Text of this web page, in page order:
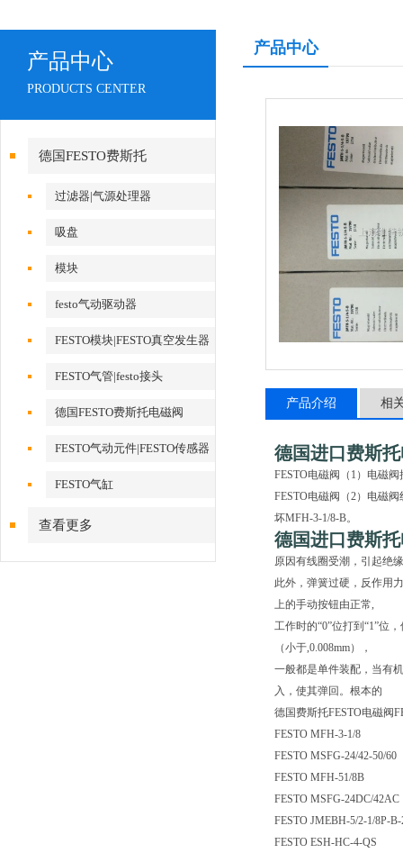
产品中心
PRODUCTS CENTER
德国FESTO费斯托
过滤器|气源处理器
吸盘
模块
festo气动驱动器
FESTO模块|FESTO真空发生器
FESTO气管|festo接头
德国FESTO费斯托电磁阀
FESTO气动元件|FESTO传感器
FESTO气缸
查看更多
产品中心
产品介绍 相
德国进口费斯
FESTO电磁阀（1）电磁
FESTO电磁阀（2）电磁
坏MFH-3-1/8-B。
德国进口费斯
原因有线圈受潮，引起绝
此外，弹簧过硬，反作用
上的手动按钮由正常,
工作时的“0”位打到“1”位
（小于,0.008mm），
一般都是单件装配，当有
入，使其弹回。根本的
德国费斯托FESTO电磁阀
FESTO MFH-3-1/8
FESTO MSFG-24/42-50/60
FESTO MFH-51/8B
FESTO MSFG-24DC/42AC
FESTO JMEBH-5/2-1/8P-
FESTO ESH-HC-4-QS